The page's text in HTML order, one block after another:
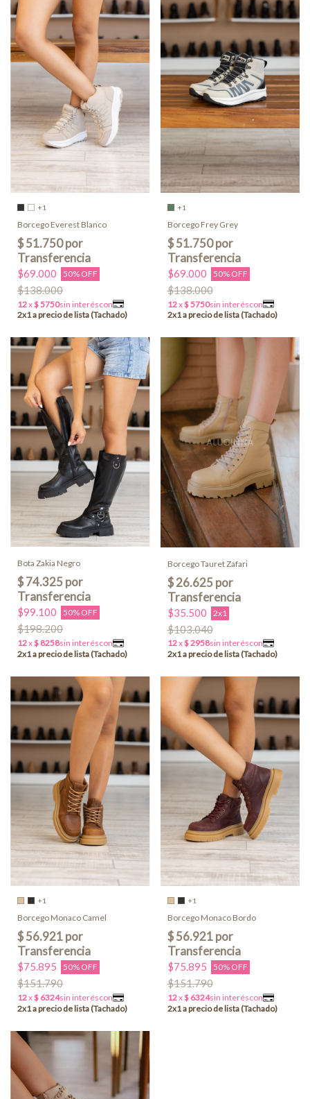
+1
Borcego Everest Blanco
$69.000 50% OFF
$138.000
+1
Borcego Frey Grey
$69.000 50% OFF
$138.000
Bota Zakia Negro
$99.100 50% OFF
$198.200
Borcego Tauret Zafari
$35.500 2x1
$103.040
+1
Borcego Monaco Camel
$75.895 50% OFF
$151.790
+1
Borcego Monaco Bordo
$75.895 50% OFF
$151.790